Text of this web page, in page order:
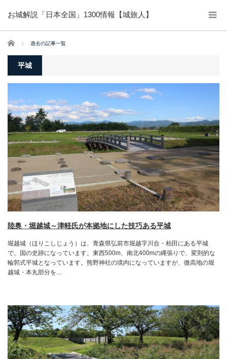
お城解説「日本全国」1300情報【城旅人】
ホーム 過去の記事一覧
平城
陸奥・堀越城～津軽氏が本拠地にした技巧ある平城
堀越城（ほりこしじょう）は、青森県弘前市堀越字川合・柏田にある平城
で、国の史跡になっています。東西500m、南北400mの縄張りで、変則的な
輪郭式平城となっています。熊野神社の境内になっていますが、微高地の堀
越城・本丸部分を…